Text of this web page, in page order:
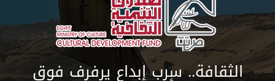
الثقافة.. سرب إبداع يرفرف فوق